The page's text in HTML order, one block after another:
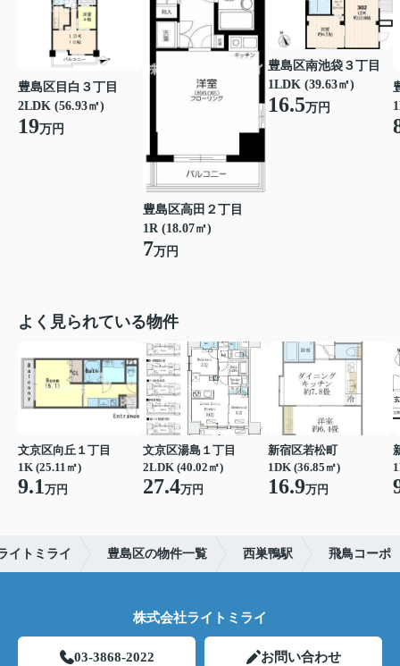
豊島区目白３丁目
2LDK (56.93㎡)
19万円
豊島区高田２丁目
1R (18.07㎡)
7万円
豊島区南池袋３丁目
1LDK (39.63㎡)
16.5万円
よく見られている物件
文京区向丘１丁目
1K (25.11㎡)
9.1万円
文京区湯島１丁目
2LDK (40.02㎡)
27.4万円
新宿区若松町
1DK (36.85㎡)
16.9万円
イトミライ 豊島区の物件一覧 西巣鴨駅 飛鳥コーポ
株式会社ライトミライ
03-3868-2022 お問い合わせ